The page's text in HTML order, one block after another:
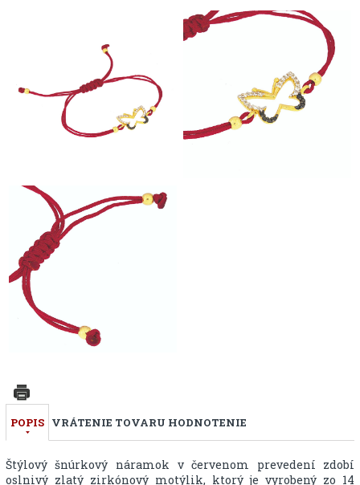
POPIS VRÁTENIE TOVARU HODNOTENIE
Štýlový šnúrkový náramok v červenom prevedení zdobí
oslnivý zlatý zirkónový motýlik, ktorý je vyrobený zo 14